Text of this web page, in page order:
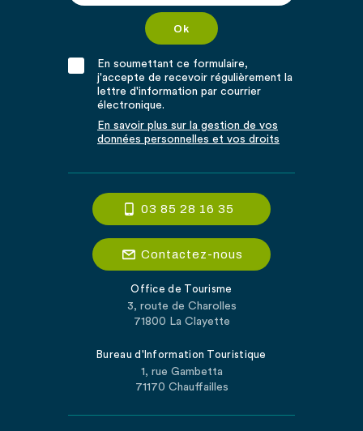
En soumettant ce formulaire,
j'accepte de recevoir régulièrement la
lettre d'information par courrier
électronique.
En savoir plus sur la gestion de vos
données personnelles et vos droits
03 85 28 16 35
Contactez-nous
Office de Tourisme
3, route de Charolles
71800 La Clayette
Bureau d'Information Touristique
1, rue Gambetta
71170 Chauffailles